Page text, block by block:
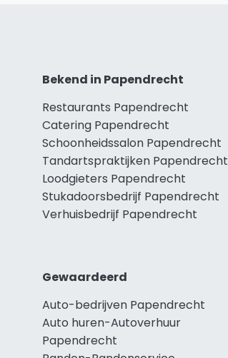
Bekend in Papendrecht
Restaurants Papendrecht
Catering Papendrecht
Schoonheidssalon Papendrecht
Tandartspraktijken Papendrecht
Loodgieters Papendrecht
Stukadoorsbedrijf Papendrecht
Verhuisbedrijf Papendrecht
Gewaardeerd
Auto-bedrijven Papendrecht
Auto huren-Autoverhuur
Papendrecht